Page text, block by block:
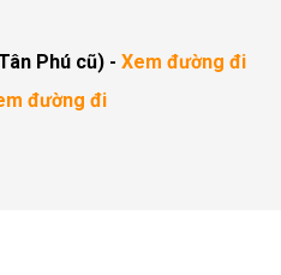
Phú cũ) - Xem đường đi
đường đi